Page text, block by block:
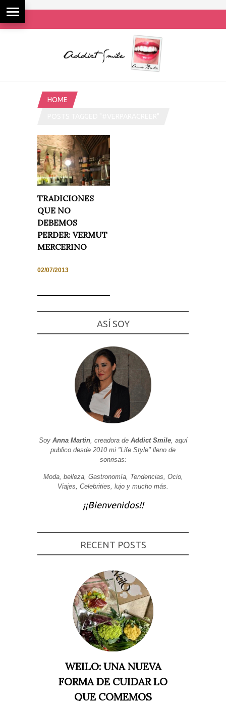
HOME
TRADICIONES
QUE NO
DEBEMOS
PERDER: VERMUT
MERCERINO
02/07/2013
ASÍ SOY
Soy Anna Martin, creadora de Addict Smile, aquí
publico desde 2010 mi "Life Style" lleno de
sonrisas:
Moda, belleza, Gastronomía, Tendencias, Ocio,
Viajes, Celebrities, lujo y mucho más.
¡¡Bienvenidos!!
RECENT POSTS
WEILO: UNA NUEVA
FORMA DE CUIDAR LO
QUE COMEMOS
Estadísticas
cookies no
nuestra web
algunas
de la web.